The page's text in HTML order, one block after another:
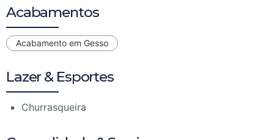
Acabamentos
Acabamento em Gesso
Lazer & Esportes
Churrasqueira